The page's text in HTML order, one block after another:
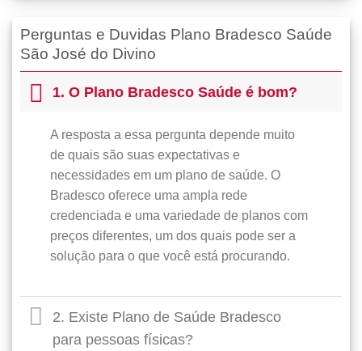
Perguntas e Duvidas Plano Bradesco Saúde
São José do Divino
1. O Plano Bradesco Saúde é bom?
A resposta a essa pergunta depende muito
de quais são suas expectativas e
necessidades em um plano de saúde. O
Bradesco oferece uma ampla rede
credenciada e uma variedade de planos com
preços diferentes, um dos quais pode ser a
solução para o que você está procurando.
2. Existe Plano de Saúde Bradesco
para pessoas físicas?